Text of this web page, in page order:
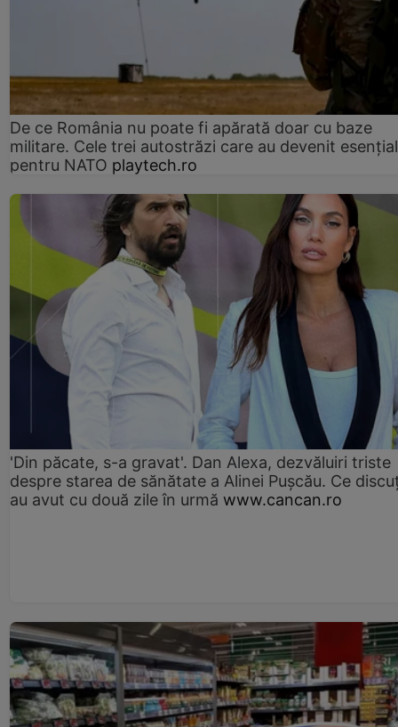
De ce România nu poate fi apărată doar cu baze
militare. Cele trei autostrăzi care au devenit
pentru NATO playtech.ro
'Din păcate, s-a gravat'. Dan Alexa, dezvăluiri triste
despre starea de sănătate a Alinei Pușcău. Ce
au avut cu două zile în urmă www.cancan.ro